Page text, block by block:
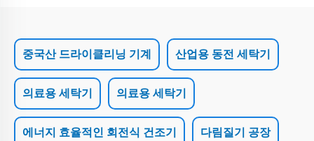
중국산 드라이클리닝 기계 산업용 동전 세탁기
의료용 세탁기 의료용 세탁기
에너지 효율적인 회전식 건조기 다림질기 공장